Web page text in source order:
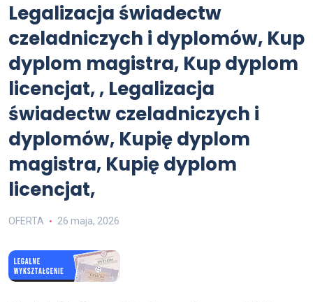
Legalizacja świadectw
czeladniczych i dyplomów, Kup
dyplom magistra, Kup dyplom
licencjat, , Legalizacja
świadectw czeladniczych i
dyplomów, Kupię dyplom
magistra, Kupię dyplom
licencjat,
OFERTA 26 maja, 2026